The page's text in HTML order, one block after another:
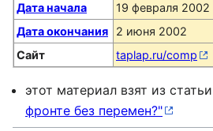
Дата начала
19 февраля 2002
Дата окончания
2 июня 2002
Сайт
taplap.ru/comp
этот материал взят из статьи
фронте без перемен?"